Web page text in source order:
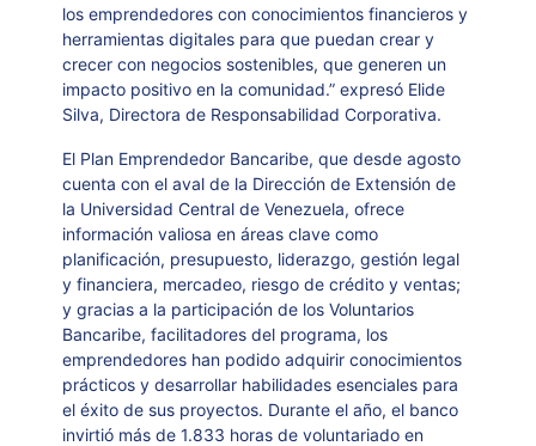
los emprendedores con conocimientos financieros y
herramientas digitales para que puedan crear y
crecer con negocios sostenibles, que generen un
impacto positivo en la comunidad.” expresó Elide
Silva, Directora de Responsabilidad Corporativa.
El Plan Emprendedor Bancaribe, que desde agosto
cuenta con el aval de la Dirección de Extensión de
la Universidad Central de Venezuela, ofrece
información valiosa en áreas clave como
planificación, presupuesto, liderazgo, gestión legal
y financiera, mercadeo, riesgo de crédito y ventas;
y gracias a la participación de los Voluntarios
Bancaribe, facilitadores del programa, los
emprendedores han podido adquirir conocimientos
prácticos y desarrollar habilidades esenciales para
el éxito de sus proyectos. Durante el año, el banco
invirtió más de 1.833 horas de voluntariado en